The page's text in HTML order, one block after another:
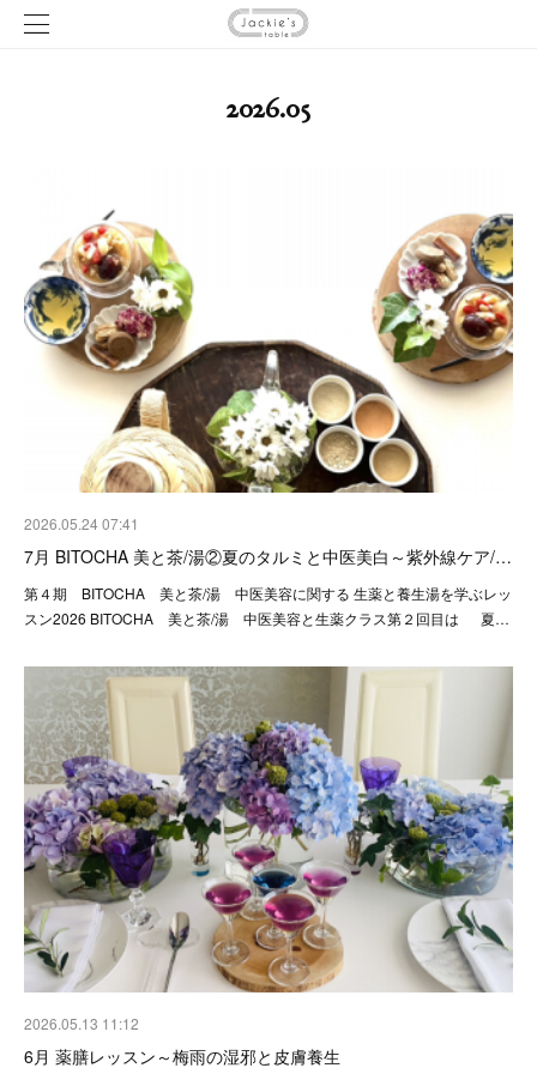
2026.05
2026.05.24 07:41
7月 BITOCHA 美と茶/湯②夏のタルミと中医美白～紫外線ケア/…
第４期 BITOCHA 美と茶/湯 中医美容に関する 生薬と養生湯を学ぶレッ
スン2026 BITOCHA 美と茶/湯 中医美容と生薬クラス第２回目は 夏…
2026.05.13 11:12
6月 薬膳レッスン～梅雨の湿邪と皮膚養生